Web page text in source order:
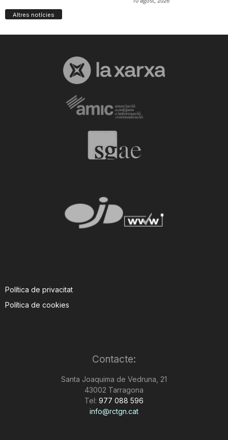
Altres notícies
Política de privacitat
Política de cookies
Contacte:
Santa Joaquima de Vedruna, 21
43002 Tarragona
Tel: 977 088 596
info@rctgn.cat